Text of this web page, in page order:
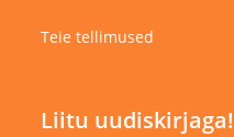
Teie tellimused
Liitu uudiskirjaga!